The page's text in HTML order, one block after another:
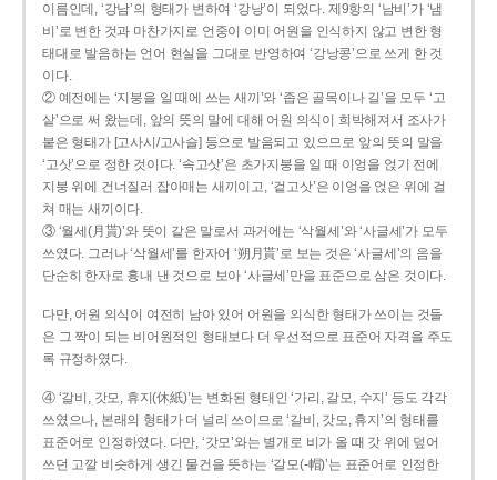
이름인데, ‘강남’의 형태가 변하여 ‘강낭’이 되었다. 제9항의 ‘남비’가 ‘냄
비’로 변한 것과 마찬가지로 언중이 이미 어원을 인식하지 않고 변한 형
태대로 발음하는 언어 현실을 그대로 반영하여 ‘강낭콩’으로 쓰게 한 것
이다.
② 예전에는 ‘지붕을 일 때에 쓰는 새끼’와 ‘좁은 골목이나 길’을 모두 ‘고
샅’으로 써 왔는데, 앞의 뜻의 말에 대해 어원 의식이 희박해져서 조사가
붙은 형태가 [고사시/고사슬] 등으로 발음되고 있으므로 앞의 뜻의 말을
‘고삿’으로 정한 것이다. ‘속고삿’은 초가지붕을 일 때 이엉을 얹기 전에
지붕 위에 건너질러 잡아매는 새끼이고, ‘겉고삿’은 이엉을 얹은 위에 걸
쳐 매는 새끼이다.
③ ‘월세(月貰)’와 뜻이 같은 말로서 과거에는 ‘삭월세’와 ‘사글세’가 모두
쓰였다. 그러나 ‘삭월세’를 한자어 ‘朔月貰’로 보는 것은 ‘사글세’의 음을
단순히 한자로 흉내 낸 것으로 보아 ‘사글세’만을 표준으로 삼은 것이다.
다만, 어원 의식이 여전히 남아 있어 어원을 의식한 형태가 쓰이는 것들
은 그 짝이 되는 비어원적인 형태보다 더 우선적으로 표준어 자격을 주도
록 규정하였다.
④ ‘갈비, 갓모, 휴지(休紙)’는 변화된 형태인 ‘가리, 갈모, 수지’ 등도 각각
쓰였으나, 본래의 형태가 더 널리 쓰이므로 ‘갈비, 갓모, 휴지’의 형태를
표준어로 인정하였다. 다만, ‘갓모’와는 별개로 비가 올 때 갓 위에 덮어
쓰던 고깔 비슷하게 생긴 물건을 뜻하는 ‘갈모(-帽)’는 표준어로 인정한